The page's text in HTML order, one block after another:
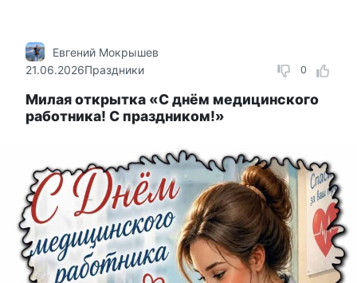
0
Евгений Мокрышев
21.06.2026Праздники
Милая открытка «С днём медицинского
работника! С праздником!»